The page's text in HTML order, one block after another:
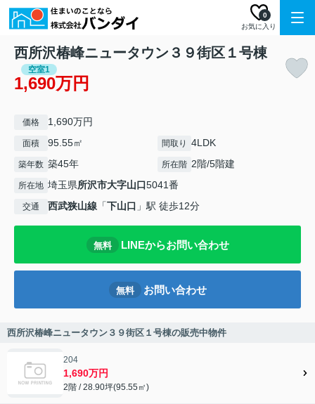
お気に入り
0
西所沢椿峰ニュータウン３９街区１号棟
空室1
1,690万円
価格 1,690万円
面積 95.55㎡ 間取り 4LDK
築年数 築45年 所在階 2階/5階建
所在地 埼玉県所沢市大字山口5041番
交通 西武狭山線 「下山口 」駅 徒歩12分
無料 LINEからお問い合わせ
無料 お問い合わせ
西所沢椿峰ニュータウン３９街区１号棟の販売中物件
204
1,690万円
2階 / 28.90坪(95.55㎡)